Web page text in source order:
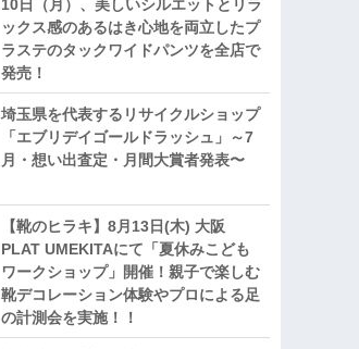
10日（月）、美しいシルエットとリラ
ックス感のあるはき心地を両立したプ
ラステのタックワイドパンツを全店で
発売！
埼玉県を代表するリサイクルショップ
「エブリデイゴールドラッシュ」～7
月・想い出査定・月間大賞者発表〜
【靴のヒラキ】8月13日(木) 大阪
PLAT UMEKITAにて「夏休みこども
ワークショップ」開催！親子で楽しむ
靴デコレーション体験やプロによる足
の計測会を実施！！